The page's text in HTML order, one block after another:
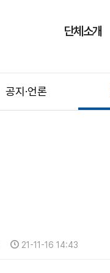
단체소개
공지·언론
21-11-16 14:43